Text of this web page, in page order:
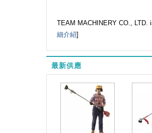
TEAM MACHINERY CO., LTD.
細介紹]
最新供應